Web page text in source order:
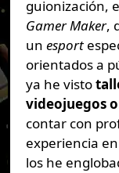
guionización,
Gamer Maker,
un esport
orientados a
ya he visto
videojuegos
contar con
experiencia
los he